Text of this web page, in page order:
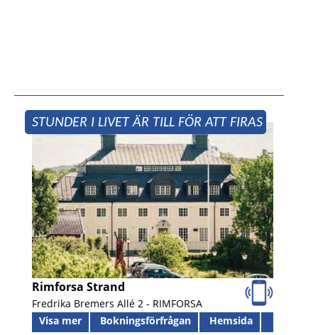
STUNDER I LIVET ÄR TILL FÖR ATT FIRAS
Rimforsa Strand
Fredrika Bremers Allé 2 - RIMFORSA
Visa mer
Bokningsförfrågan
Hemsida